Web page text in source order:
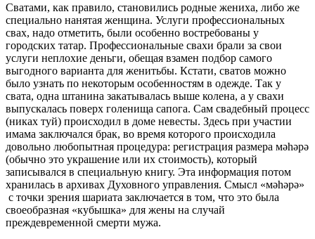
Сватами, как правило, становились родные жениха, либо же
специально нанятая женщина. Услуги профессиональных
свах, надо отметить, были особенно востребованы у
городских татар. Профессиональные свахи брали за свои
услуги неплохие деньги, обещая взамен подбор самого
выгодного варианта для женитьбы. Кстати, сватов можно
было узнать по некоторым особенностям в одежде. Так у
свата, одна штанина закатывалась выше колена, а у свахи
выпускалась поверх голенища сапога. Сам свадебный процесс
(никах туй) происходил в доме невесты. Здесь при участии
имама заключался брак, во время которого происходила
довольно любопытная процедура: регистрация размера мәһәрә
(обычно это украшение или их стоимость), который
записывался в специальную книгу. Эта информация потом
хранилась в архивах Духовного управления. Смысл «мәһәрә»
с точки зрения шариата заключается в том, что это была
своеобразная «кубышка» для жены на случай
преждевременной смерти мужа.